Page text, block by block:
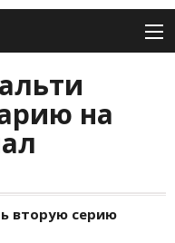
на
вторую серию